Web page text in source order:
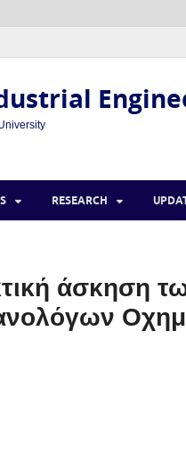
RESEARCH
άσκηση